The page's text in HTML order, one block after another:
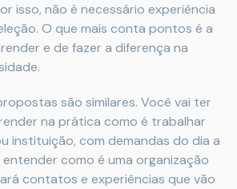
isso, não é necessário experiência
O que mais conta pontos é a
e de fazer a diferença na
são similares. Você vai ter
na prática como é trabalhar
instituição, com demandas do dia a
como é uma organização
contatos e experiências que vão